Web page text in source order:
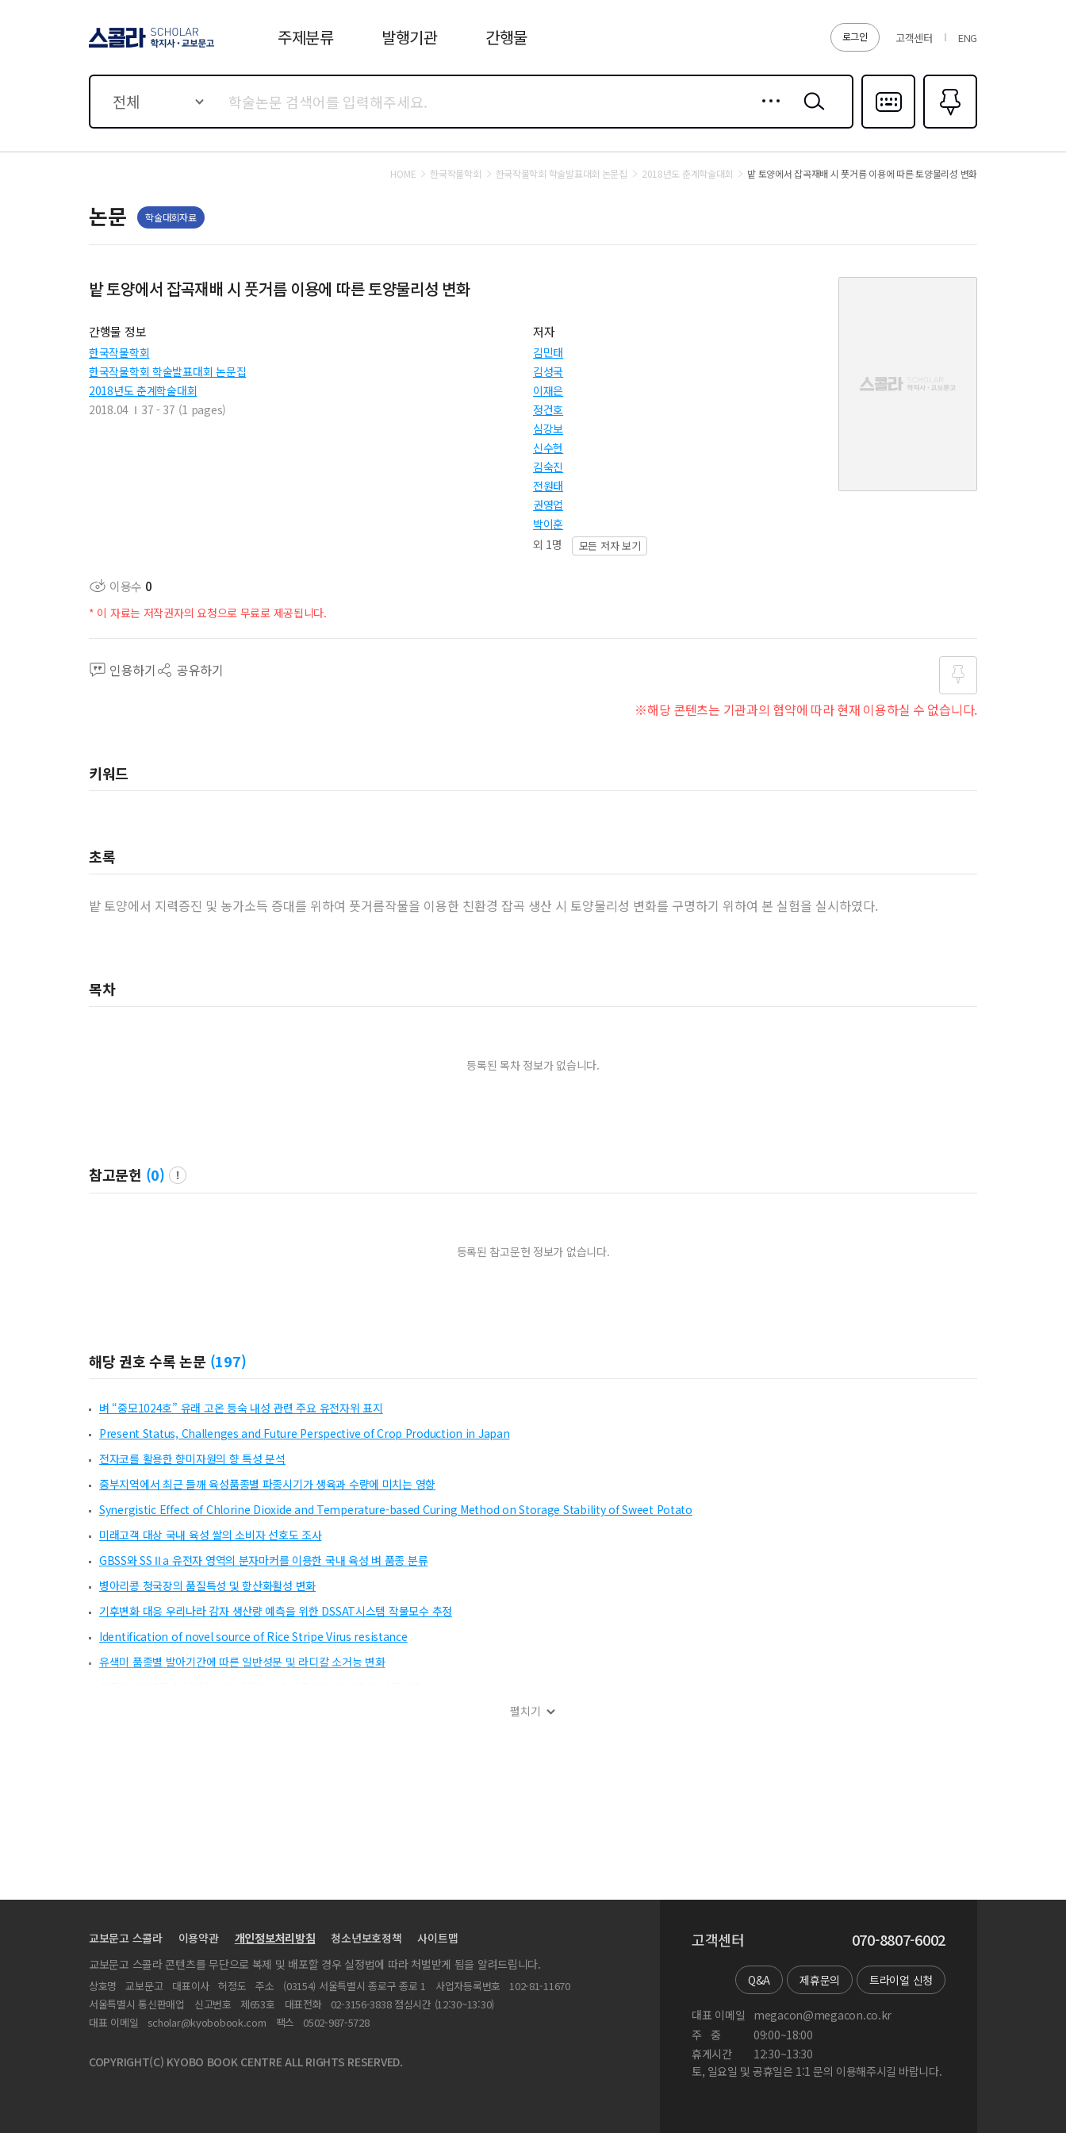
로그인 고객센터 ENG
주제분류 발행기관 간행물
전체
검색
다국어입력
즐겨찾기0
HOME 한국작물학회 한국작물학회 학술발표대회 논문집 2018년도 춘계학술대회 밭 토양에서 잡곡재배 시 풋거름 이용에 따른 토양물리성 변화
논문 학술대회자료
밭 토양에서 잡곡재배 시 풋거름 이용에 따른 토양물리성 변화
간행물 정보
한국작물학회
한국작물학회 학술발표대회 논문집
2018년도 춘계학술대회
2018.04
37 - 37 (1 pages)
저자
김민태
김성국
이재은
정건호
심강보
신수현
김숙진
전원태
권영업
박이훈
외 1명
모든 저자 보기
이용수 0
* 이 자료는 저작권자의 요청으로 무료로 제공됩니다.
인용하기 공유하기
즐겨찾
※해당 콘텐츠는 기관과의 협약에 따라 현재 이용하실 수 없습니다.
키워드
초록
밭 토양에서 지력증진 및 농가소득 증대를 위하여 풋거름작물을 이용한 친환경 잡곡 생산 시 토양물리성 변화를 구명하기 위하여 본 실험을 실시하였다.
목차
등록된 목차 정보가 없습니다.
참고문헌 (0)
등록된 참고문헌 정보가 없습니다.
해당 권호 수록 논문 (197)
벼 “중모1024호” 유래 고온 등숙 내성 관련 주요 유전자위 표지
Present Status, Challenges and Future Perspective of Crop Production in Japan
전자코를 활용한 향미자원의 향 특성 분석
중부지역에서 최근 들깨 육성품종별 파종시기가 생육과 수량에 미치는 영향
Synergistic Effect of Chlorine Dioxide and Temperature-based Curing Method on Storage Stability of Sweet Potato
미래고객 대상 국내 육성 쌀의 소비자 선호도 조사
GBSS와 SSⅡa 유전자 영역의 분자마커를 이용한 국내 육성 벼 품종 분류
병아리콩 청국장의 품질특성 및 항산화활성 변화
기후변화 대응 우리나라 감자 생산량 예측을 위한 DSSAT시스템 작물모수 추정
Identification of novel source of Rice Stripe Virus resistance
유색미 품종별 발아기간에 따른 일반성분 및 라디칼 소거능 변화
충북지역 쌀가루 전용 품종의 이앙시기별 생육특성
우리나라 쌀의 생산 현황과 미래 연구 방향
도라지 분화용으로의 개발을 위한 지상부 억제 기법 연구
Effect of N, P, and K on the Growth and Flowering of Platycodon grandiflorum for. duplex
Effects of different fractions of Rheum palmatum root extract and anthraquinone compounds on herbicidal, fungicidal, and insecticidal activities
가축분뇨 퇴·액비 활용 복분자 생육 분석
펼치기
교보문고 스콜라 이용약관 개인정보처리방침 청소년보호정책
사이트맵
교보문고 스콜라 콘텐츠를 무단으로 복제 및 배포할 경우 실정법에 따라 처벌받게 됨을 알려드립니다.
상호명 교보문고 대표이사 허정도 주소 (03154) 서울특별시 종로구 종로 1 사업자등록번호
102-81-11670
서울특별시 통신판매업
신고번호 제653호 대표전화
02-3156-3838 점심시간 (12:30~13:30)
대표 이메일
scholar@kyobobook.com 팩스 0502-987-5728
COPYRIGHT(C) KYOBO BOOK CENTRE ALL RIGHTS RESERVED.
고객센터 070-8807-6002
Q&A 제휴문의 트라이얼 신청
대표 이메일
megacon@megacon.co.kr
주
중
09:00~18:00
휴게시간
12:30~13:30
토, 일요일 및 공휴일은 1:1 문의 이용해주시길 바랍니다.